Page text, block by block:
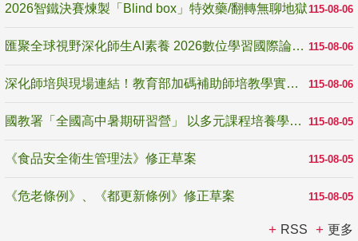
115-08-06
2026智鐵決賽煉製「Blind box」特效藥/翻轉無聊地獄
115-08-06
匯聚全球視野深化師生AI素養 2026數位學習國際論壇高雄登場
115-08-06
深化師培與現場連結！教育部加碼補助師培教學實踐研究 10月師培國際研討會交流教學實踐經驗
115-08-05
國教署「全國高中暑期研習營」 以多元課程培養學生瞭解誠信專業與倫理價值
115-08-05
《食品安全衛生管理法》修正草案
115-08-05
《危老條例》、《都更新條例》修正草案
RSS 更多